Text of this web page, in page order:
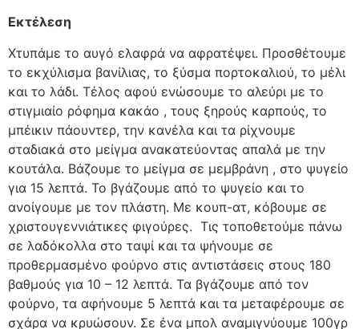
Εκτέλεση
Χτυπάμε το αυγό ελαφρά να αφρατέψει. Προσθέτουμε
το εκχύλισμα βανίλιας, το ξύσμα πορτοκαλιού, το μέλι
και το λάδι. Τέλος αφού ενώσουμε το αλεύρι με το
στιγμιαίο ρόφημα κακάο , τους ξηρούς καρπούς, το
μπέικιν πάουντερ, την κανέλα και τα ρίχνουμε
σταδιακά στο μείγμα ανακατεύοντας απαλά με την
κουτάλα. Βάζουμε το μείγμα σε μεμβράνη , στο ψυγείο
για 15 λεπτά. Το βγάζουμε από το ψυγείο και το
ανοίγουμε με τον πλάστη. Με κουπ-ατ, κόβουμε σε
χριστουγεννιάτικες φιγούρες. Τις τοποθετούμε πάνω
σε λαδόκολλα στο ταψί και τα ψήνουμε σε
προθερμασμένο φούρνο στις αντιστάσεις στους 180
βαθμούς για 10 – 12 λεπτά. Τα βγάζουμε από τον
φούρνο, τα αφήνουμε 5 λεπτά και τα μεταφέρουμε σε
σχάρα να κρυώσουν. Σε ένα μπολ αναμιγνύουμε 100γρ